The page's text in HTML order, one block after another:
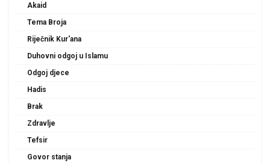
Akaid
Tema Broja
Riječnik Kur'ana
Duhovni odgoj u Islamu
Odgoj djece
Hadis
Brak
Zdravlje
Tefsir
Govor stanja